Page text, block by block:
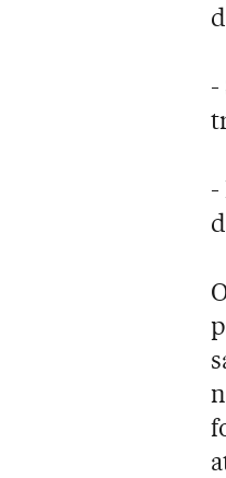
-
-